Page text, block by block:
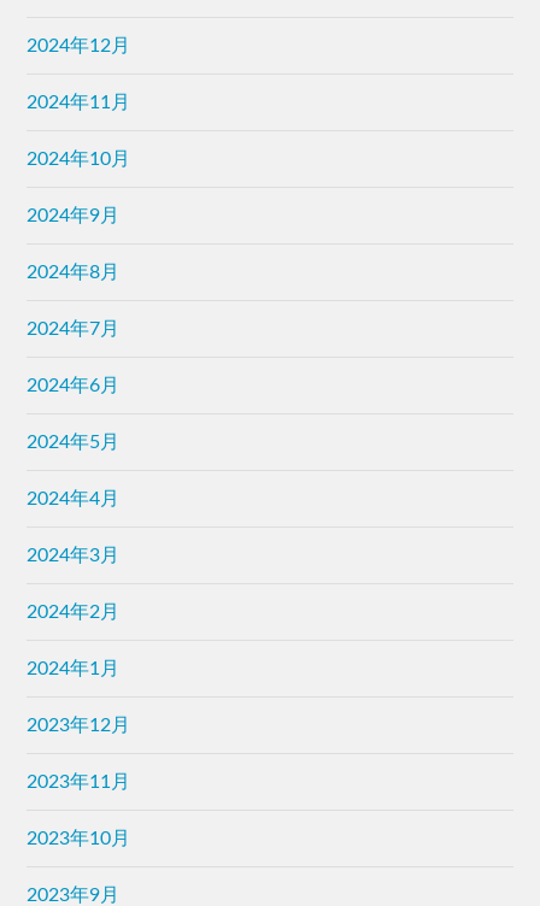
2024年12月
2024年11月
2024年10月
2024年9月
2024年8月
2024年7月
2024年6月
2024年5月
2024年4月
2024年3月
2024年2月
2024年1月
2023年12月
2023年11月
2023年10月
2023年9月